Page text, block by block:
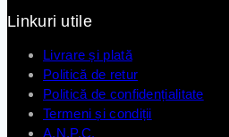
Linkuri utile
Livrare și plată
Politică de retur
Politică de confidențialitate
Termeni și condiții
A.N.P.C.